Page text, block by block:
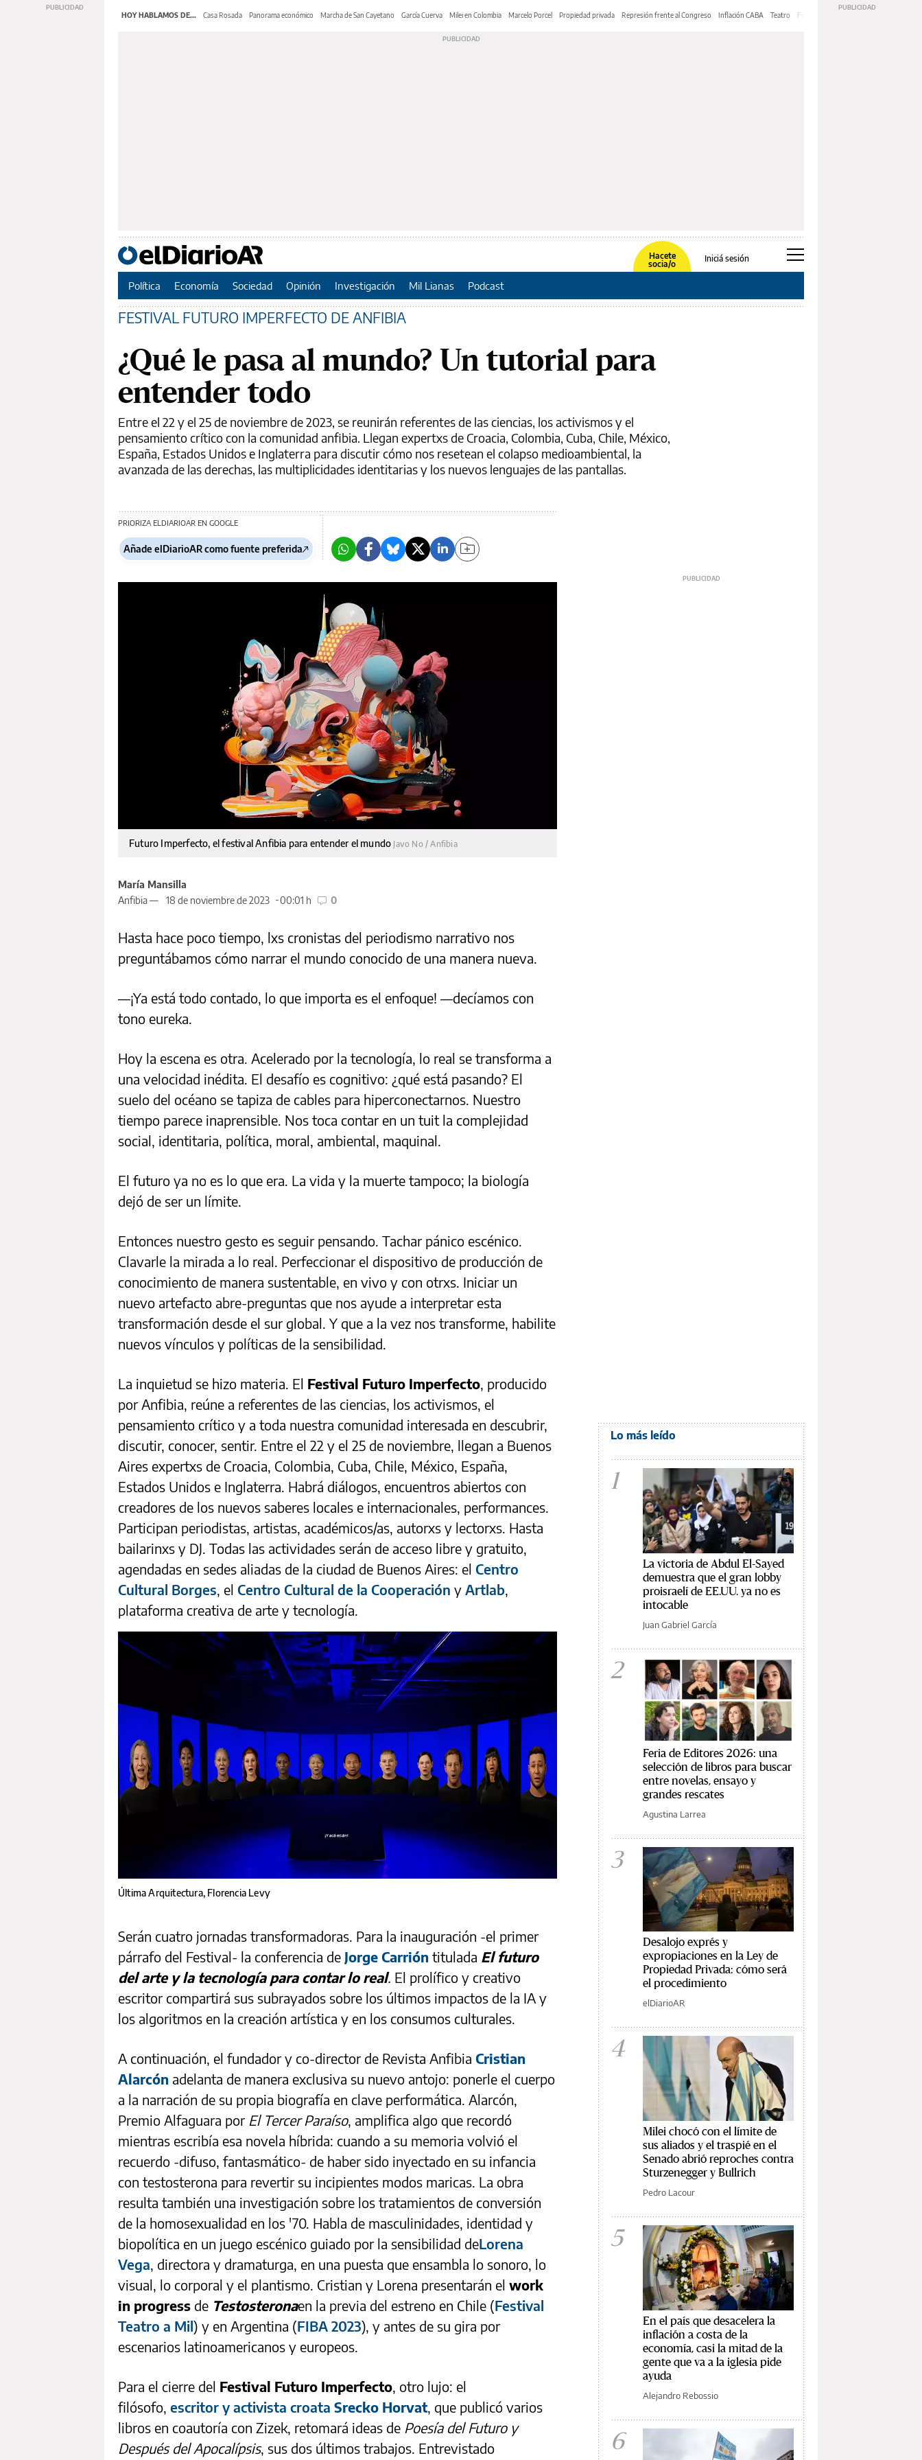
HOY HABLAMOS DE... Casa Rosada Panorama económico Marcha de San Cayetano García Cuerva Milei en Colombia Marcelo Porcel Propiedad privada Represión frente al Congreso Inflación CABA Teatro Feria de Editores
Hacete
socia/o
Iniciá sesión
Política Economía Sociedad Opinión Investigación Mil Lianas Podcast
FESTIVAL FUTURO IMPERFECTO DE ANFIBIA
¿Qué le pasa al mundo? Un tutorial para
entender todo
Entre el 22 y el 25 de noviembre de 2023, se reunirán referentes de las ciencias, los activismos y el
pensamiento crítico con la comunidad anfibia. Llegan expertxs de Croacia, Colombia, Cuba, Chile, México,
España, Estados Unidos e Inglaterra para discutir cómo nos resetean el colapso medioambiental, la
avanzada de las derechas, las multiplicidades identitarias y los nuevos lenguajes de las pantallas.
PRIORIZA ELDIARIOAR EN GOOGLE
Añade elDiarioAR como fuente preferida
Futuro Imperfecto, el festival Anfibia para entender el mundo Javo No / Anfibia
María Mansilla
Anfibia —
18 de noviembre de 2023 00:01 h 0
Hasta hace poco tiempo, lxs cronistas del periodismo narrativo nos
preguntábamos cómo narrar el mundo conocido de una manera nueva.
—¡Ya está todo contado, lo que importa es el enfoque! —decíamos con
tono eureka.
Hoy la escena es otra. Acelerado por la tecnología, lo real se transforma a
una velocidad inédita. El desafío es cognitivo: ¿qué está pasando? El
suelo del océano se tapiza de cables para hiperconectarnos. Nuestro
tiempo parece inaprensible. Nos toca contar en un tuit la complejidad
social, identitaria, política, moral, ambiental, maquinal.
El futuro ya no es lo que era. La vida y la muerte tampoco; la biología
dejó de ser un límite.
Entonces nuestro gesto es seguir pensando. Tachar pánico escénico.
Clavarle la mirada a lo real. Perfeccionar el dispositivo de producción de
conocimiento de manera sustentable, en vivo y con otrxs. Iniciar un
nuevo artefacto abre-preguntas que nos ayude a interpretar esta
transformación desde el sur global. Y que a la vez nos transforme, habilite
nuevos vínculos y políticas de la sensibilidad.
La inquietud se hizo materia. El Festival Futuro Imperfecto, producido
por Anfibia, reúne a referentes de las ciencias, los activismos, el
pensamiento crítico y a toda nuestra comunidad interesada en descubrir,
discutir, conocer, sentir. Entre el 22 y el 25 de noviembre, llegan a Buenos
Aires expertxs de Croacia, Colombia, Cuba, Chile, México, España,
Estados Unidos e Inglaterra. Habrá diálogos, encuentros abiertos con
creadores de los nuevos saberes locales e internacionales, performances.
Participan periodistas, artistas, académicos/as, autorxs y lectorxs. Hasta
bailarinxs y DJ. Todas las actividades serán de acceso libre y gratuito,
agendadas en sedes aliadas de la ciudad de Buenos Aires: el Centro
Cultural Borges, el Centro Cultural de la Cooperación y Artlab,
plataforma creativa de arte y tecnología.
Última Arquitectura, Florencia Levy
Serán cuatro jornadas transformadoras. Para la inauguración -el primer
párrafo del Festival- la conferencia de Jorge Carrión titulada El futuro
del arte y la tecnología para contar lo real. El prolífico y creativo
escritor compartirá sus subrayados sobre los últimos impactos de la IA y
los algoritmos en la creación artística y en los consumos culturales.
A continuación, el fundador y co-director de Revista Anfibia Cristian
Alarcón adelanta de manera exclusiva su nuevo antojo: ponerle el cuerpo
a la narración de su propia biografía en clave performática. Alarcón,
Premio Alfaguara por El Tercer Paraíso, amplifica algo que recordó
mientras escribía esa novela híbrida: cuando a su memoria volvió el
recuerdo -difuso, fantasmático- de haber sido inyectado en su infancia
con testosterona para revertir su incipientes modos maricas. La obra
resulta también una investigación sobre los tratamientos de conversión
de la homosexualidad en los '70. Habla de masculinidades, identidad y
biopolítica en un juego escénico guiado por la sensibilidad deLorena
Vega, directora y dramaturga, en una puesta que ensambla lo sonoro, lo
visual, lo corporal y el plantismo. Cristian y Lorena presentarán el work
in progress de Testosteronaen la previa del estreno en Chile (Festival
Teatro a Mil) y en Argentina (FIBA 2023), y antes de su gira por
escenarios latinoamericanos y europeos.
Para el cierre del Festival Futuro Imperfecto, otro lujo: el
filósofo, escritor y activista croata Srecko Horvat, que publicó varios
libros en coautoría con Zizek, retomará ideas de Poesía del Futuro y
Después del Apocalípsis, sus dos últimos trabajos. Entrevistado
Lo más leído
1
La victoria de Abdul El-Sayed
demuestra que el gran lobby
proisraelí de EE.UU. ya no es
intocable
Juan Gabriel García
2
Feria de Editores 2026: una
selección de libros para buscar
entre novelas, ensayo y
grandes rescates
Agustina Larrea
3
Desalojo exprés y
expropiaciones en la Ley de
Propiedad Privada: cómo será
el procedimiento
elDiarioAR
4
Milei chocó con el límite de
sus aliados y el traspié en el
Senado abrió reproches contra
Sturzenegger y Bullrich
Pedro Lacour
5
En el país que desacelera la
inflación a costa de la
economía, casi la mitad de la
gente que va a la iglesia pide
ayuda
Alejandro Rebossio
6